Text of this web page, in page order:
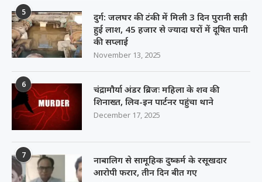
5
दुर्ग: जलघर की टंकी में मिली 3 दिन पुरानी सड़ी
हुई लाश, 45 हजार से ज्यादा घरों में दूषित पानी
की सप्लाई
November 13, 2025
6
चंद्रामौर्या अंडर ब्रिजः महिला के शव की
शिनाख्त, लिव-इन पार्टनर पहुंचा थाने
December 17, 2025
7
नाबालिग से सामूहिक दुष्कर्म के रसूखदार
आरोपी फरार, तीन दिन बीत गए